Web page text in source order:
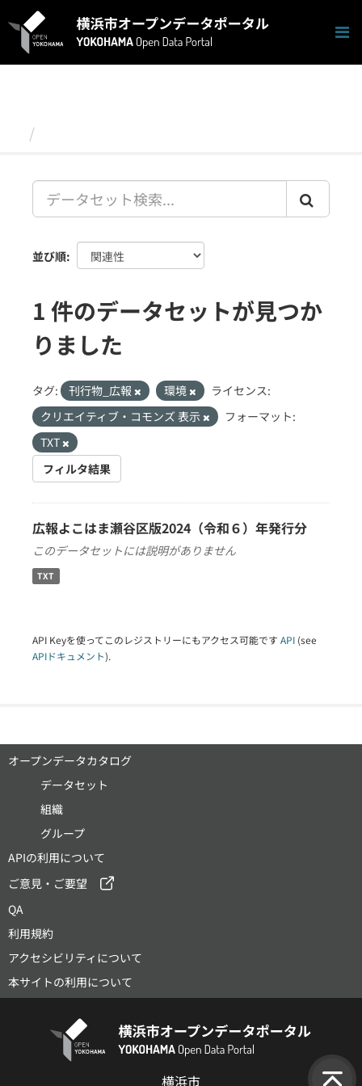
キ
並び順
1 件のデータセットが見つか
りました
タグ: 刊行物_広報 環境
ライセンス:
クリエイティブ・コモンズ 表示
フォーマット:
TXT
フィルタ結果
広報よこはま瀬谷区版2024（令和６）年発行分
このデータセットには説明がありません
TXT
API Keyを使ってこのレジストリーにもアクセス可能です API (see
APIドキュメント).
オープンデータカタログ
データセット
組織
グループ
APIの利用について
ご意見・ご要望
QA
利用規約
アクセシビリティについて
本サイトの利用について
横浜市